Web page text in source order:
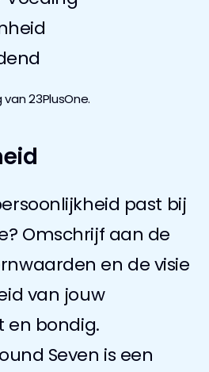
23PlusOne.
past bij
Omschrijf aan de
en de visie
van jouw
en bondig.
Seven is een